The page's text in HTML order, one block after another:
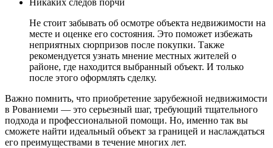
Не стоит забывать об осмотре объекта недвижимости на
месте и оценке его состояния. Это поможет избежать
неприятных сюрпризов после покупки. Также
рекомендуется узнать мнение местных жителей о
районе, где находится выбранный объект. И только
после этого оформлять сделку.
Важно помнить, что приобретение зарубежной недвижимости
в Рованиеми — это серьезный шаг, требующий тщательного
подхода и профессиональной помощи. Но, именно так вы
сможете найти идеальный объект за границей и наслаждаться
его преимуществами в течение многих лет.